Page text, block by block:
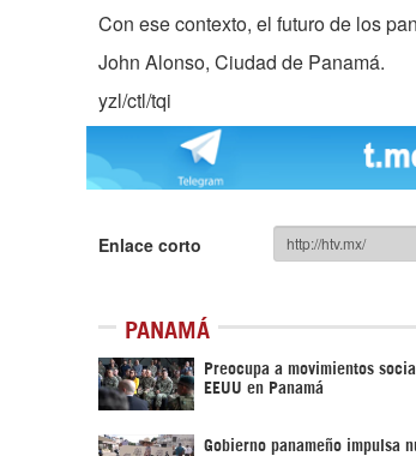
Con ese contexto, el futuro de los
John Alonso, Ciudad de Panamá.
yzl/ctl/tqi
Enlace corto
PANAMÁ
Preocupa a movimientos
EEUU en Panamá
Gobierno panameño impulsa